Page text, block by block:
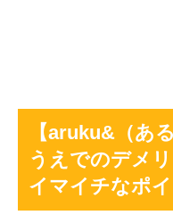
【aruku&（あ
うえでのデメ
イマイチなポ